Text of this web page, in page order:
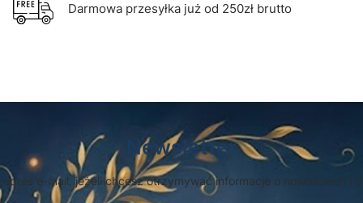
Darmowa przesyłka już od 250zł brutto
Newsletter
adres e-mail, jeżeli chcesz otrzymywać informacje o nowościach i